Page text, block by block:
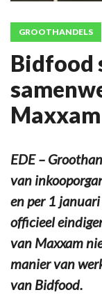
GROOTHANDELS
Bidfood
Maxxam
EDE –
van
en per 1
officieel
van Maxxam
manier van
van Bidfood.